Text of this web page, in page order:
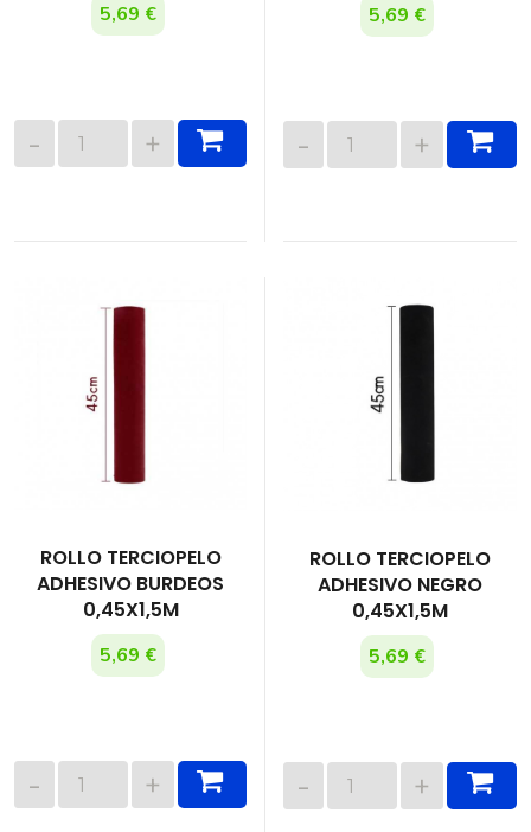
5,69 € 5,69 €
ROLLO TERCIOPELO
ADHESIVO BURDEOS
0,45X1,5M
5,69 €
ROLLO TERCIOPELO
ADHESIVO NEGRO
0,45X1,5M
5,69 €